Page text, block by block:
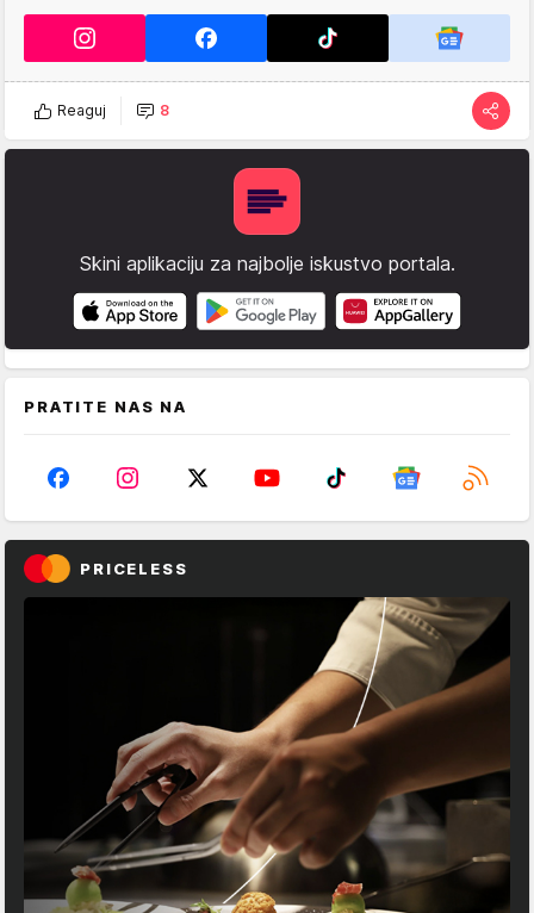
Reaguj 8
Skini aplikaciju za najbolje iskustvo portala.
PRATITE NAS NA
PRICELESS